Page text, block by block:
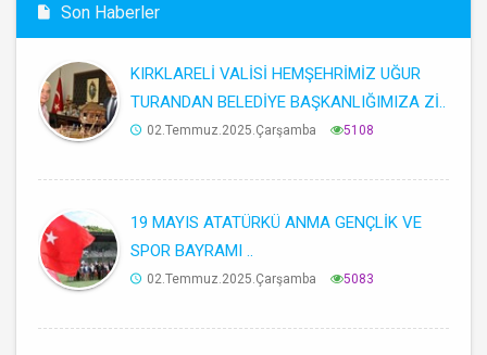
Son Haberler
KIRKLARELİ VALİSİ HEMŞEHRİMİZ UĞUR
TURANDAN BELEDİYE BAŞKANLIĞIMIZA Zİ..
02.Temmuz.2025.Çarşamba 5108
19 MAYIS ATATÜRKÜ ANMA GENÇLİK VE
SPOR BAYRAMI ..
02.Temmuz.2025.Çarşamba 5083